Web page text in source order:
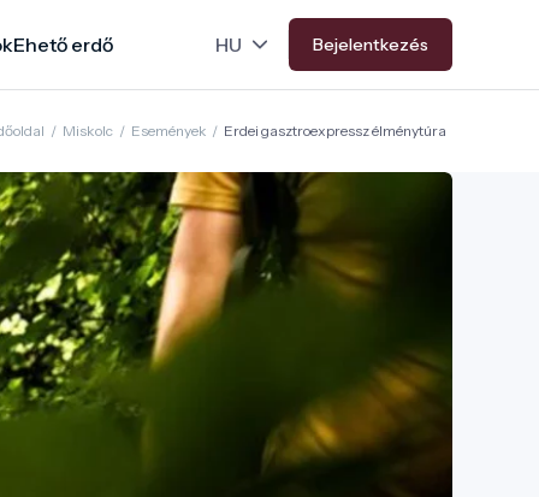
Ehető erdő Bejelentkezés
/ Miskolc / Események / Erdei gasztroexpressz élménytúra